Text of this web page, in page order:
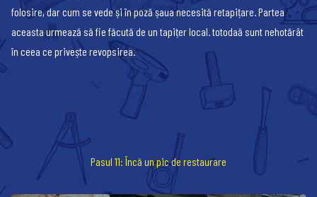
folosire, dar cum se vede și în poză șaua necesită retapițare. Partea
aceasta urmează să fie făcută de un tapițer local. totodaă sunt nehotărât
în ceea ce privește revopsirea.
Pasul 11: Încă un pic de restaurare